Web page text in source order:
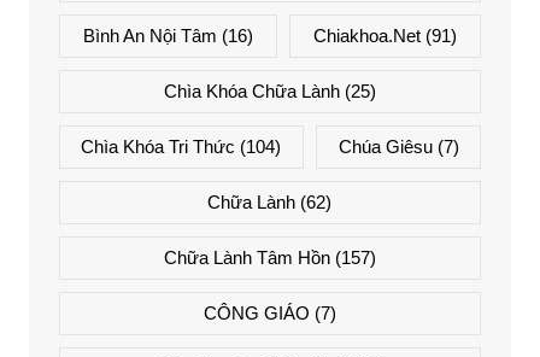
Bình An Nội Tâm (16) Chiakhoa.net (91)
Chìa Khóa Chữa Lành(25)
Chìa Khóa Tri Thức (104) Chúa Giêsu(7)
Chữa Lành (62)
Chữa Lành Tâm Hồn(157)
CÔNG GIÁO (7)